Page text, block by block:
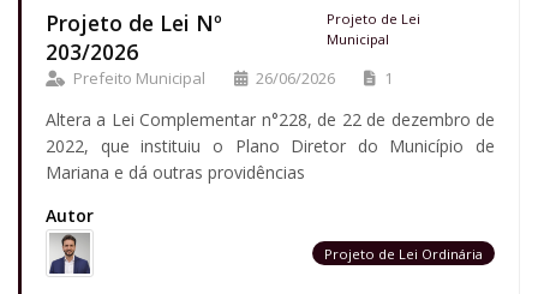
Projeto de Lei Nº
203/2026
Projeto de Lei
Municipal
Prefeito Municipal 26/06/2026 1
Altera a Lei Complementar n°228, de 22 de dezembro de
2022, que instituiu o Plano Diretor do Município de
Mariana e dá outras providências
Autor
Projeto de Lei Ordinária